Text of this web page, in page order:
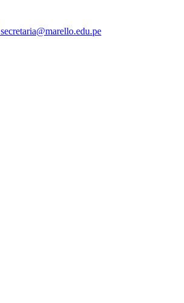
secretaria@marello.edu.pe